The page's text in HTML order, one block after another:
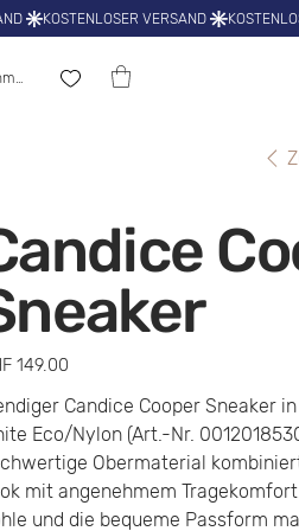
149.00
Candice Cooper Sneaker
Eco/Nylon (Art.-Nr.
Obermaterial
mit angenehmem
und die bequeme Passform